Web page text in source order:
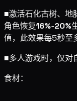
■激活石化古树、地
角色恢复16%-20%
值，此效果每5秒至
■多人游戏时，仅对
食材：